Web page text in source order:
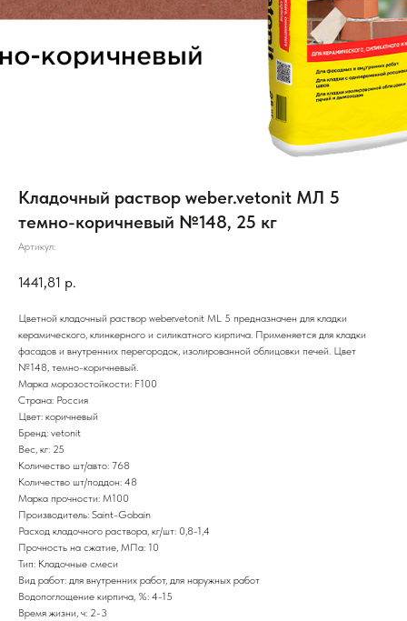
Кладочный раствор weber.vetonit МЛ 5
темно-коричневый №148, 25 кг
Артикул:
1441,81 р.
Цветной кладочный раствор weber.vetonit ML 5 предназначен для кладки
керамического, клинкерного и силикатного кирпича. Применяется для кладки
фасадов и внутренних перегородок, изолированной облицовки печей. Цвет
№148, темно-коричневый.
Марка морозостойкости: F100
Страна: Россия
Цвет: коричневый
Бренд: vetonit
Вес, кг: 25
Количество шт/авто: 768
Количество шт/поддон: 48
Марка прочности: М100
Производитель: Saint-Gobain
Расход кладочного раствора, кг/шт: 0,8-1,4
Прочность на сжатие, МПа: 10
Тип: Кладочные смеси
Вид работ: для внутренних работ, для наружных работ
Водопоглощение кирпича, %: 4-15
Время жизни, ч: 2-3